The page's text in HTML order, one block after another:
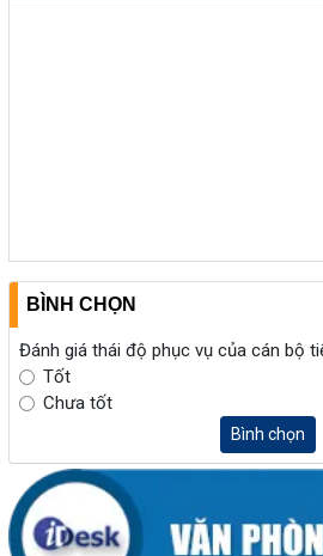
BÌNH CHỌN
Đánh giá thái độ phục vụ của cán bộ
Tốt
Chưa tốt
Bình chọn